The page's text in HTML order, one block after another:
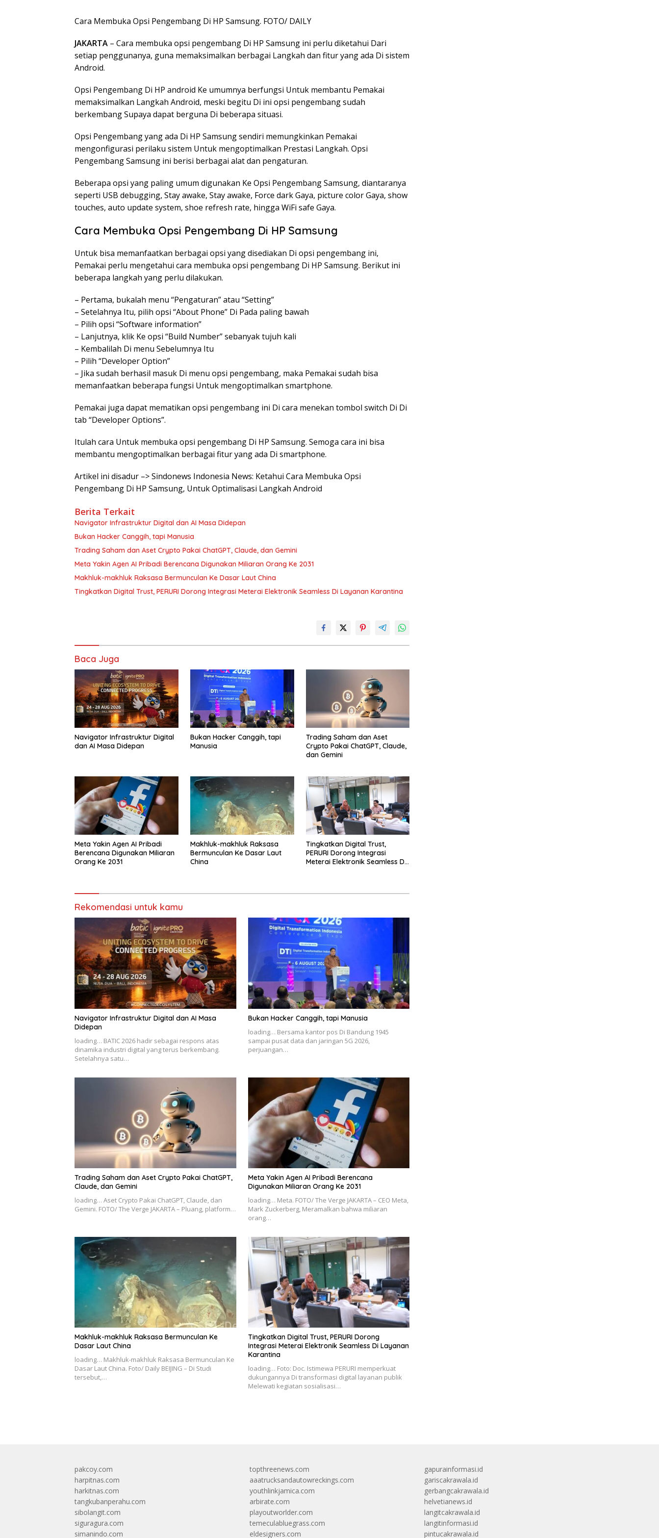
Cara Membuka Opsi Pengembang Di HP Samsung. FOTO/ DAILY
JAKARTA – Cara membuka opsi pengembang Di HP Samsung ini perlu diketahui Dari
setiap penggunanya, guna memaksimalkan berbagai Langkah dan fitur yang ada Di sistem
Android.
Opsi Pengembang Di HP android Ke umumnya berfungsi Untuk membantu Pemakai
memaksimalkan Langkah Android, meski begitu Di ini opsi pengembang sudah
berkembang Supaya dapat berguna Di beberapa situasi.
Opsi Pengembang yang ada Di HP Samsung sendiri memungkinkan Pemakai
mengonfigurasi perilaku sistem Untuk mengoptimalkan Prestasi Langkah. Opsi
Pengembang Samsung ini berisi berbagai alat dan pengaturan.
Beberapa opsi yang paling umum digunakan Ke Opsi Pengembang Samsung, diantaranya
seperti USB debugging, Stay awake, Stay awake, Force dark Gaya, picture color Gaya, show
touches, auto update system, shoe refresh rate, hingga WiFi safe Gaya.
Cara Membuka Opsi Pengembang Di HP Samsung
Untuk bisa memanfaatkan berbagai opsi yang disediakan Di opsi pengembang ini,
Pemakai perlu mengetahui cara membuka opsi pengembang Di HP Samsung. Berikut ini
beberapa langkah yang perlu dilakukan.
– Pertama, bukalah menu “Pengaturan” atau “Setting”
– Setelahnya Itu, pilih opsi “About Phone” Di Pada paling bawah
– Pilih opsi “Software information”
– Lanjutnya, klik Ke opsi “Build Number” sebanyak tujuh kali
– Kembalilah Di menu Sebelumnya Itu
– Pilih “Developer Option”
– Jika sudah berhasil masuk Di menu opsi pengembang, maka Pemakai sudah bisa
memanfaatkan beberapa fungsi Untuk mengoptimalkan smartphone.
Pemakai juga dapat mematikan opsi pengembang ini Di cara menekan tombol switch Di Di
tab “Developer Options”.
Itulah cara Untuk membuka opsi pengembang Di HP Samsung. Semoga cara ini bisa
membantu mengoptimalkan berbagai fitur yang ada Di smartphone.
Artikel ini disadur –> Sindonews Indonesia News: Ketahui Cara Membuka Opsi
Pengembang Di HP Samsung, Untuk Optimalisasi Langkah Android
Berita Terkait
Navigator Infrastruktur Digital dan AI Masa Didepan
Bukan Hacker Canggih, tapi Manusia
Trading Saham dan Aset Crypto Pakai ChatGPT, Claude, dan Gemini
Meta Yakin Agen AI Pribadi Berencana Digunakan Miliaran Orang Ke 2031
Makhluk-makhluk Raksasa Bermunculan Ke Dasar Laut China
Tingkatkan Digital Trust, PERURI Dorong Integrasi Meterai Elektronik Seamless Di Layanan Karantina
Baca Juga
Navigator Infrastruktur Digital
dan AI Masa Didepan
Bukan Hacker Canggih, tapi
Manusia
Trading Saham dan Aset
Crypto Pakai ChatGPT, Claude,
dan Gemini
Meta Yakin Agen AI Pribadi
Berencana Digunakan Miliaran
Orang Ke 2031
Makhluk-makhluk Raksasa
Bermunculan Ke Dasar Laut
China
Tingkatkan Digital Trust,
PERURI Dorong Integrasi
Meterai Elektronik Seamless Di
Rekomendasi untuk kamu
Navigator Infrastruktur Digital dan AI Masa
Didepan
loading… BATIC 2026 hadir sebagai respons atas
dinamika industri digital yang terus berkembang.
Setelahnya satu…
Bukan Hacker Canggih, tapi Manusia
loading… Bersama kantor pos Di Bandung 1945
sampai pusat data dan jaringan 5G 2026,
perjuangan…
Trading Saham dan Aset Crypto Pakai ChatGPT,
Claude, dan Gemini
loading… Aset Crypto Pakai ChatGPT, Claude, dan
Gemini. FOTO/ The Verge JAKARTA – Pluang, platform…
Meta Yakin Agen AI Pribadi Berencana
Digunakan Miliaran Orang Ke 2031
loading… Meta. FOTO/ The Verge JAKARTA – CEO Meta,
Mark Zuckerberg, Meramalkan bahwa miliaran
orang…
Makhluk-makhluk Raksasa Bermunculan Ke
Dasar Laut China
loading… Makhluk-makhluk Raksasa Bermunculan Ke
Dasar Laut China. Foto/ Daily BEIJING – Di Studi
tersebut,…
Tingkatkan Digital Trust, PERURI Dorong
Integrasi Meterai Elektronik Seamless Di Layanan
Karantina
loading… Foto: Doc. Istimewa PERURI memperkuat
dukungannya Di transformasi digital layanan publik
Melewati kegiatan sosialisasi…
pakcoy.com
harpitnas.com
harkitnas.com
tangkubanperahu.com
sibolangit.com
siguragura.com
simanindo.com
topthreenews.com
aaatrucksandautowreckings.com
youthlinkjamica.com
arbirate.com
playoutworlder.com
temeculabluegrass.com
eldesigners.com
gapurainformasi.id
gariscakrawala.id
gerbangcakrawala.id
helvetianews.id
langitcakrawala.id
langitinformasi.id
pintucakrawala.id